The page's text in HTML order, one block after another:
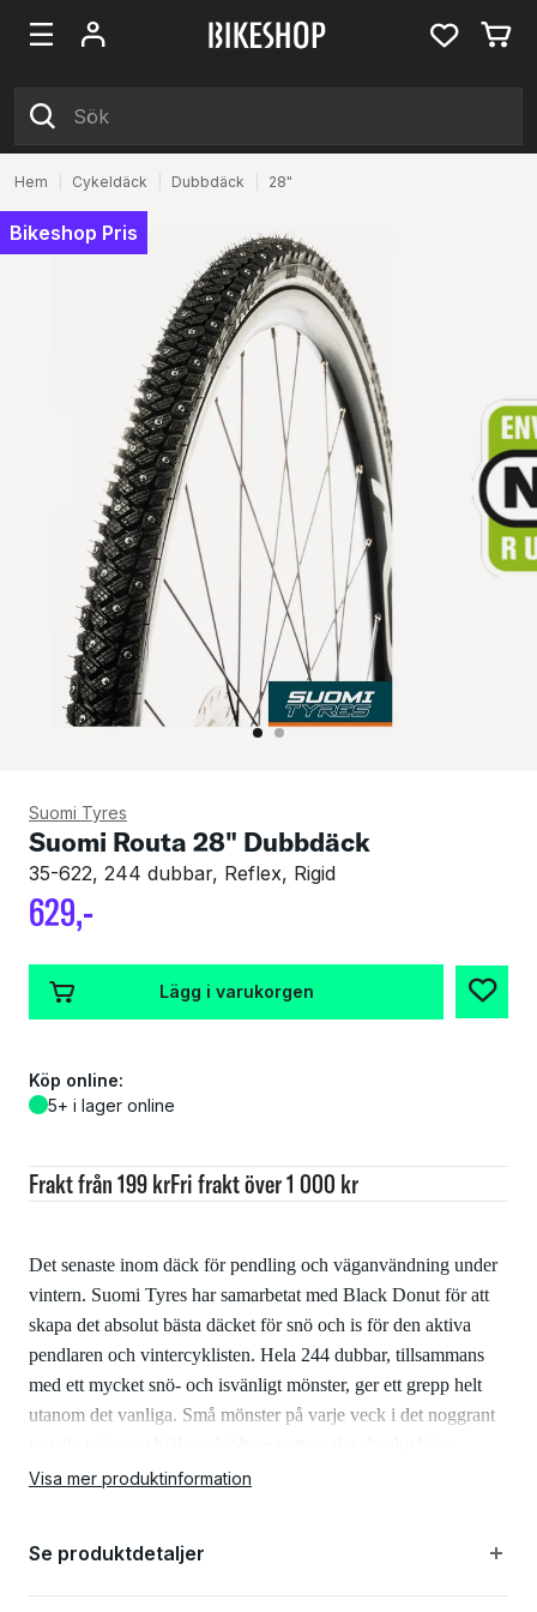
Hem Cykeldäck Dubbdäck 28"
Suomi Tyres
Suomi Routa 28" Dubbdäck
35-622, 244 dubbar, Reflex, Rigid
629,-
Bikeshop Pris
Det senaste inom däck för pendling och väganvändning under
vintern. Suomi Tyres har samarbetat med Black Donut för att
skapa det absolut bästa däcket för snö och is för den aktiva
pendlaren och vintercyklisten. Hela 244 dubbar, tillsammans
med ett mycket snö- och isvänligt mönster, ger ett grepp helt
utanom det vanliga. Små mönster på varje veck i det noggrant
greppet. Dubbarna är uppdelade i 4 spår i fläktform, så att så
på ren is. Däcken är uppenbart tubeless ready och är tydligt
utrustade med en reflekterande remsa på varje sida.
Visa mer produktinformation
Frakt från 199 krFri frakt över 1 000 kr
Lägg i varukorgen
Köp online:
5+ i lager online
Se produktdetaljer